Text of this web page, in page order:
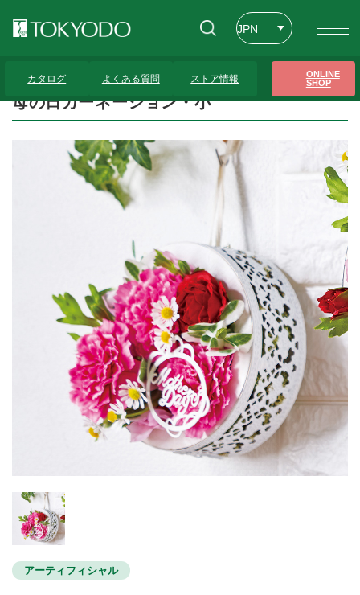
JPN
カタログ よくある質問 ストア情報
ONLINE
SHOP
母の日カーネーション・小
母の日カーネーション・小
アーティフィシャル